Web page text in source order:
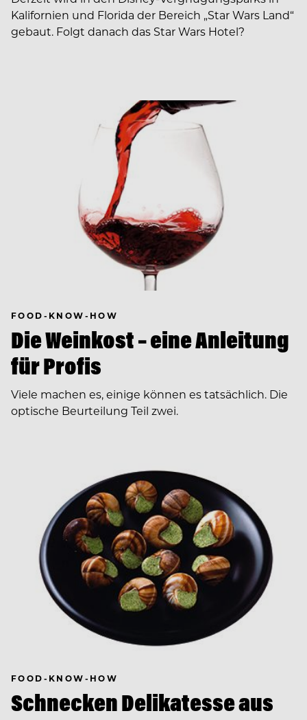
Kalifornien und Florida der Bereich „Star Wars Land“
gebaut. Folgt danach das Star Wars Hotel?
FOOD-KNOW-HOW
Die Weinkost – eine Anleitung
für Profis
Viele machen es, einige können es tatsächlich. Die
optische Beurteilung Teil zwei.
FOOD-KNOW-HOW
Schnecken Delikatesse aus